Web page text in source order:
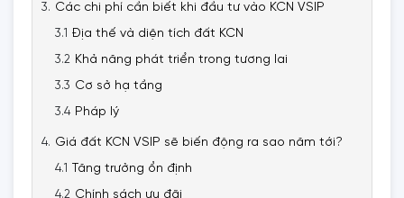
Các chi phí cần biết khi đầu tư vào KCN VSIP
Địa thế và diện tích đất KCN
Khả năng phát triển trong tương lai
Cơ sở hạ tầng
Pháp lý
Giá đất KCN VSIP sẽ biến động ra sao năm tới?
Tăng trưởng ổn định
Chính sách ưu đãi